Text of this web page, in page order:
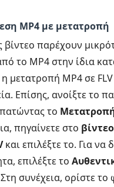
MP4 με μετατροπή
παρέχουν
το MP4 στην ίδια
μετατροπή MP4 σε
Επίσης, ανοίξτε το
το
πηγαίνετε στο βίντεο
και επιλέξτε το. Για να
επιλέξτε το
συνέχεια, ορίστε το